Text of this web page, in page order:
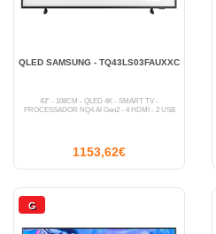
QLED SAMSUNG - TQ43LS03FAUXXC
43" - 108CM - QLED 4K - SMART TV -
PROCESSADOR NQ4 AI Gen2 - 4 HDMI - 2 USB
1153,62€
G